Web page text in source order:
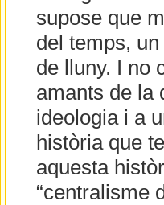
supose que
del temps,
de lluny. I no
amants de la
ideologia i a
història que
aquesta
“centralisme